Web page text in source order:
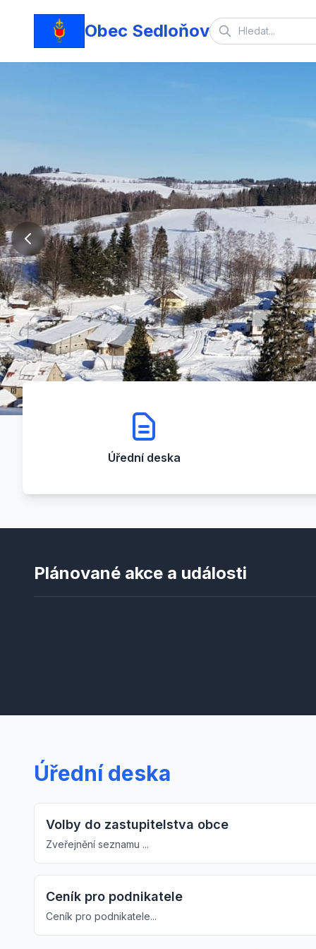
Obec Sedloňov
Úřední deska
Plánované akce a události
Úřední deska
Volby do zastupitelstva obce
Zveřejnění seznamu ...
Ceník pro podnikatele
Ceník pro podnikatele...